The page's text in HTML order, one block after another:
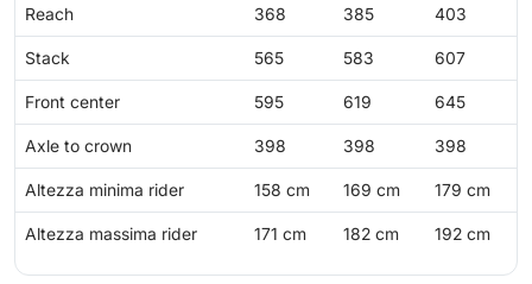
Reach 368 385 403
Stack 565 583 607
Front center 595 619 645
Axle to crown 398 398 398
Altezza minima rider 158 cm 169 cm 179 cm
Altezza massima rider 171 cm 182 cm 192 cm